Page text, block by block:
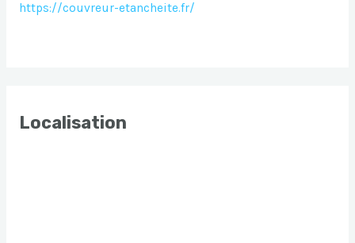
https://couvreur-etancheite.fr/
Localisation